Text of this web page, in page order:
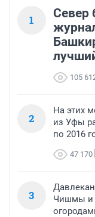
1
Север
105
2
На этих
из Уфы
по 2016
47 170
3
Чишмы и